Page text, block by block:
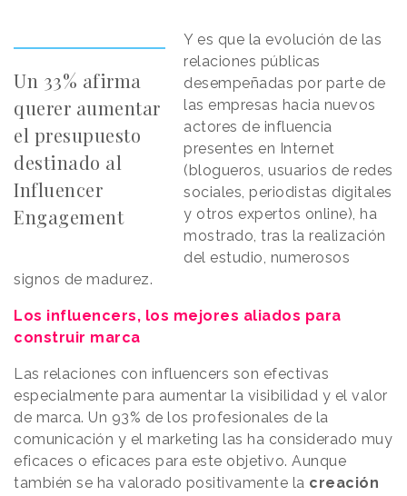
Un 33% afirma
querer aumentar
el presupuesto
destinado al
Influencer
Engagement
Y es que la evolución de las
relaciones públicas
desempeñadas por parte de
las empresas hacia nuevos
actores de influencia
presentes en Internet
(blogueros, usuarios de redes
sociales, periodistas digitales
y otros expertos online), ha
mostrado, tras la realización
del estudio, numerosos
signos de madurez.
Los influencers, los mejores aliados para
construir marca
Las relaciones con influencers son efectivas
especialmente para aumentar la visibilidad y el valor
de marca. Un 93% de los profesionales de la
comunicación y el marketing las ha considerado muy
eficaces o eficaces para este objetivo. Aunque
también se ha valorado positivamente la creación